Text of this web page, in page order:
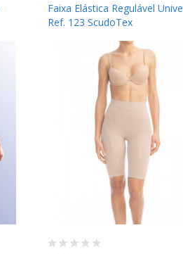
Faixa Elástica Regulável
Ref. 123 ScudoTex